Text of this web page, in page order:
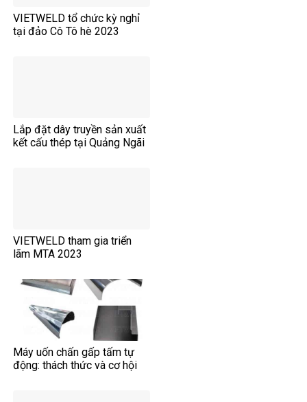
VIETWELD tổ chức kỳ nghỉ
tại đảo Cô Tô hè 2023
Lắp đặt dây truyền sản xuất
kết cấu thép tại Quảng Ngãi
VIETWELD tham gia triển
lãm MTA 2023
Máy uốn chấn gấp tấm tự
động: thách thức và cơ hội